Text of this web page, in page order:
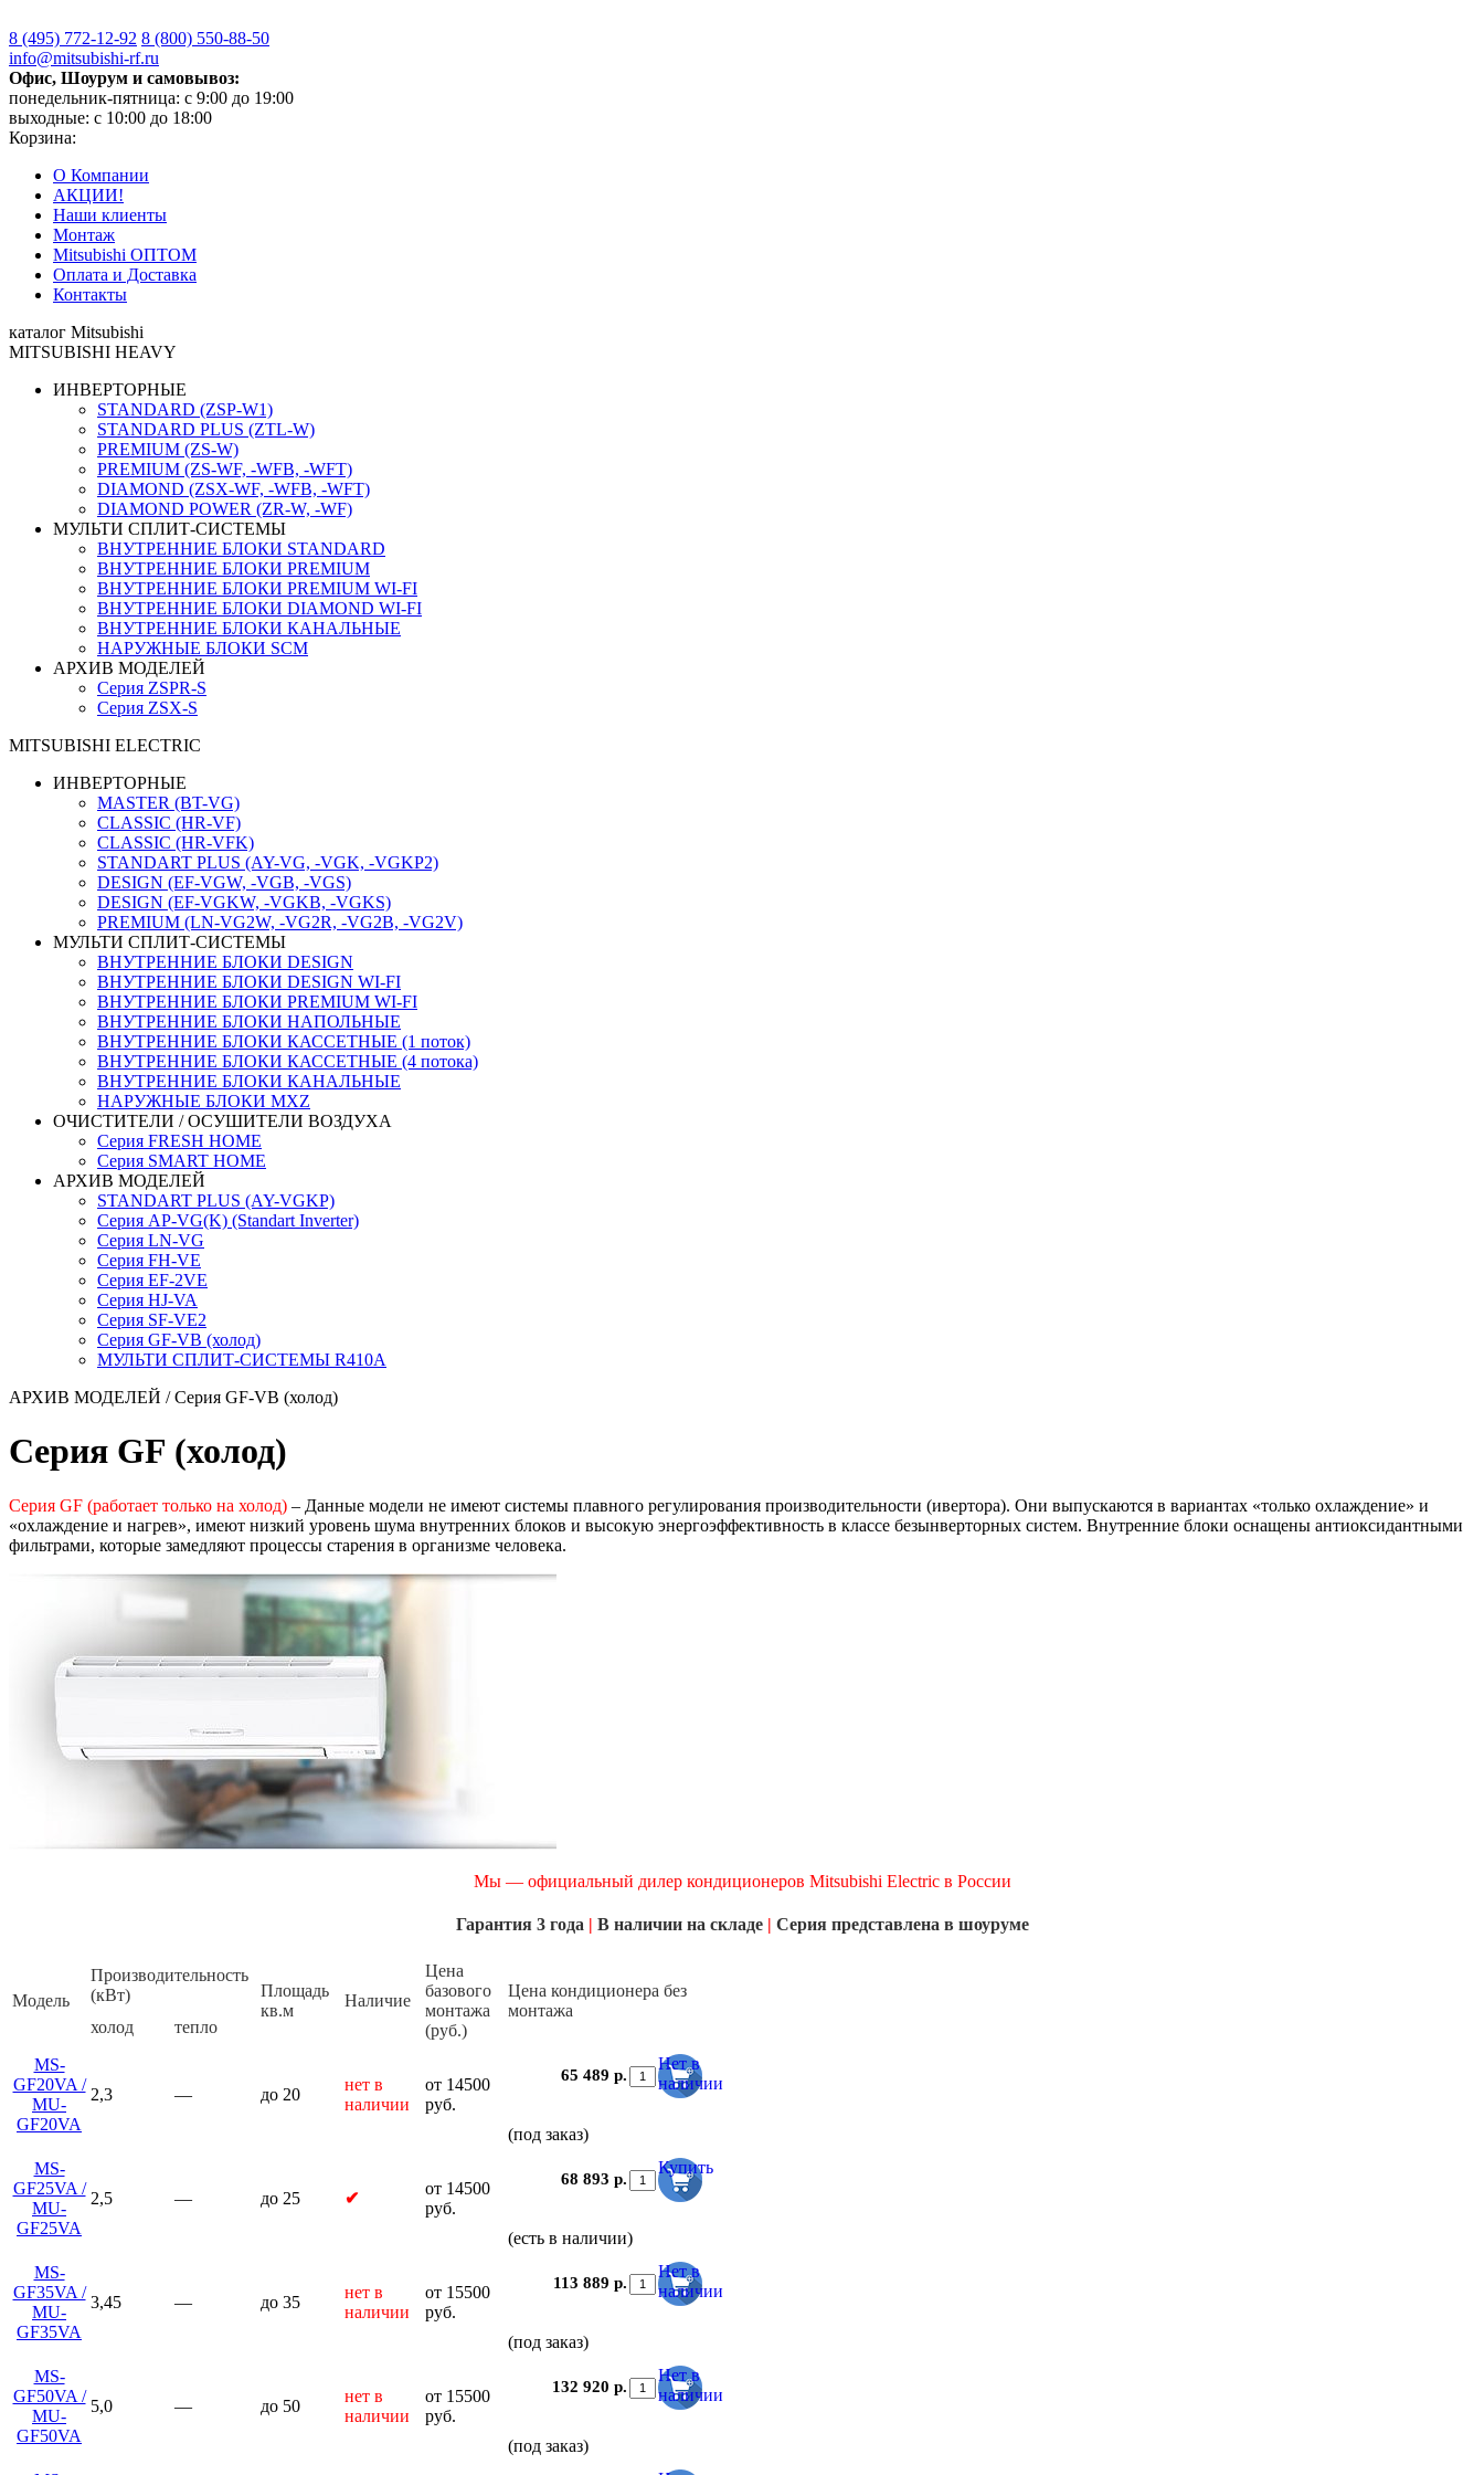
8 (495) 772-12-92 8 (800) 550-88-50
info@mitsubishi-rf.ru
Офис, Шоурум и самовывоз:
понедельник-пятница: с 9:00 до 19:00
выходные: с 10:00 до 18:00
Корзина:
О Компании
АКЦИИ!
Наши клиенты
Монтаж
Mitsubishi ОПТОМ
Оплата и Доставка
Контакты
каталог Mitsubishi
MITSUBISHI HEAVY
ИНВЕРТОРНЫЕ
STANDARD (ZSP-W1)
STANDARD PLUS (ZTL-W)
PREMIUM (ZS-W)
PREMIUM (ZS-WF, -WFB, -WFT)
DIAMOND (ZSX-WF, -WFB, -WFT)
DIAMOND POWER (ZR-W, -WF)
МУЛЬТИ СПЛИТ-СИСТЕМЫ
ВНУТРЕННИЕ БЛОКИ STANDARD
ВНУТРЕННИЕ БЛОКИ PREMIUM
ВНУТРЕННИЕ БЛОКИ PREMIUM WI-FI
ВНУТРЕННИЕ БЛОКИ DIAMOND WI-FI
ВНУТРЕННИЕ БЛОКИ КАНАЛЬНЫЕ
НАРУЖНЫЕ БЛОКИ SCM
АРХИВ МОДЕЛЕЙ
Серия ZSPR-S
Серия ZSX-S
MITSUBISHI ELECTRIC
ИНВЕРТОРНЫЕ
MASTER (BT-VG)
CLASSIC (HR-VF)
CLASSIC (HR-VFK)
STANDART PLUS (AY-VG, -VGK, -VGKP2)
DESIGN (EF-VGW, -VGB, -VGS)
DESIGN (EF-VGKW, -VGKB, -VGKS)
PREMIUM (LN-VG2W, -VG2R, -VG2B, -VG2V)
МУЛЬТИ СПЛИТ-СИСТЕМЫ
ВНУТРЕННИЕ БЛОКИ DESIGN
ВНУТРЕННИЕ БЛОКИ DESIGN WI-FI
ВНУТРЕННИЕ БЛОКИ PREMIUM WI-FI
ВНУТРЕННИЕ БЛОКИ НАПОЛЬНЫЕ
ВНУТРЕННИЕ БЛОКИ КАССЕТНЫЕ (1 поток)
ВНУТРЕННИЕ БЛОКИ КАССЕТНЫЕ (4 потока)
ВНУТРЕННИЕ БЛОКИ КАНАЛЬНЫЕ
НАРУЖНЫЕ БЛОКИ MXZ
ОЧИСТИТЕЛИ / ОСУШИТЕЛИ ВОЗДУХА
Серия FRESH HOME
Серия SMART HOME
АРХИВ МОДЕЛЕЙ
STANDART PLUS (AY-VGKP)
Серия AP-VG(K) (Standart Inverter)
Серия LN-VG
Серия FH-VE
Серия EF-2VE
Серия HJ-VA
Серия SF-VE2
Серия GF-VB (холод)
МУЛЬТИ СПЛИТ-СИСТЕМЫ R410A
АРХИВ МОДЕЛЕЙ / Серия GF-VB (холод)
Серия GF (холод)
Серия GF (работает только на холод) – Данные модели не имеют системы плавного регулирования производительности (ивертора). Они выпускаются в вариантах «только охлаждение» и
«охлаждение и нагрев», имеют низкий уровень шума внутренних блоков и высокую энергоэффективность в классе безынверторных систем. Внутренние блоки оснащены антиоксидантными
фильтрами, которые замедляют процессы старения в организме человека.
Мы — официальный дилер кондиционеров Mitsubishi Electricв России
Гарантия 3 года | В наличии на складе | Серия представлена в шоуруме
Модель
Производительность
(кВт)
Площадь
кв.м
Наличие
Цена
базового
монтажа
(руб.)
Цена кондиционера без
монтажа
холод
тепло
MS-
GF20VA /
MU-
GF20VA
2,3 — до 20
нет в
наличии
от 14500
руб.
65 489 р.
Нет в
наличии
(под заказ)
MS-
GF25VA /
MU-
GF25VA
2,5 — до 25 ✔
от 14500
руб.
68 893 р.
Купить
(есть в наличии)
MS-
GF35VA /
MU-
GF35VA
3,45 — до 35
нет в
наличии
от 15500
руб.
113 889 р.
Нет в
наличии
(под заказ)
MS-
GF50VA /
MU-
GF50VA
5,0 — до 50
нет в
наличии
от 15500
руб.
132 920 р.
Нет в
наличии
(под заказ)